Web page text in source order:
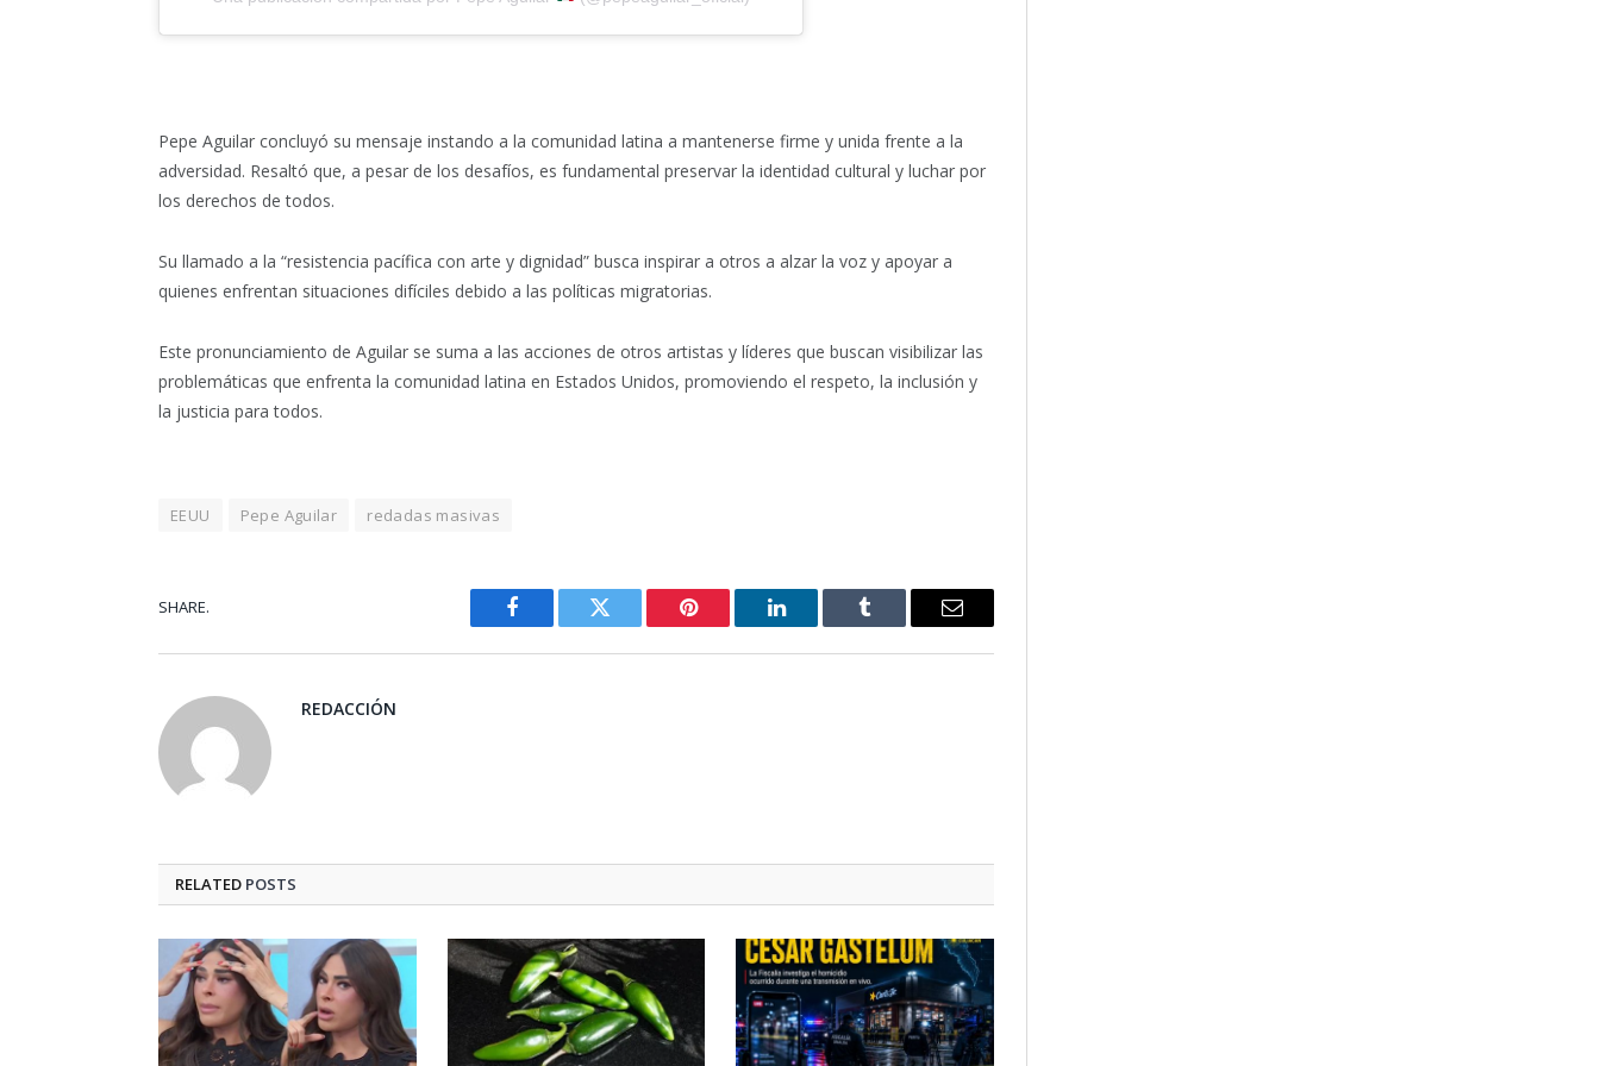
Pepe Aguilar concluyó su mensaje instando a la comunidad latina a mantenerse firme y unida frente a la
adversidad. Resaltó que, a pesar de los desafíos, es fundamental preservar la identidad cultural y luchar por
los derechos de todos.
Su llamado a la “resistencia pacífica con arte y dignidad” busca inspirar a otros a alzar la voz y apoyar a
quienes enfrentan situaciones difíciles debido a las políticas migratorias.
Este pronunciamiento de Aguilar se suma a las acciones de otros artistas y líderes que buscan visibilizar las
problemáticas que enfrenta la comunidad latina en Estados Unidos, promoviendo el respeto, la inclusión y
la justicia para todos.
EEUU Pepe Aguilar redadas masivas
SHARE.
Facebook Twitter Pinterest LinkedIn Tumblr Email
REDACCIÓN
RELATED POSTS